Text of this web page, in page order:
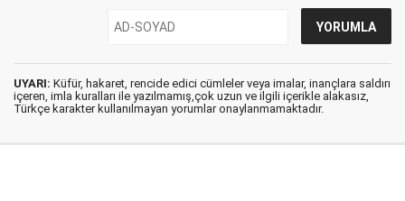
UYARI: Küfür, hakaret, rencide edici cümleler veya imalar, inançlara saldırı
içeren, imla kuralları ile yazılmamış,çok uzun ve ilgili içerikle alakasız,
Türkçe karakter kullanılmayan yorumlar onaylanmamaktadır.